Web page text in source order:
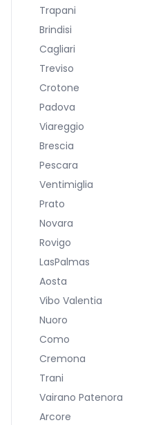
Trapani
Brindisi
Cagliari
Treviso
Crotone
Padova
Viareggio
Brescia
Pescara
Ventimiglia
Prato
Novara
Rovigo
LasPalmas
Aosta
Vibo Valentia
Nuoro
Como
Cremona
Trani
Vairano Patenora
Arcore